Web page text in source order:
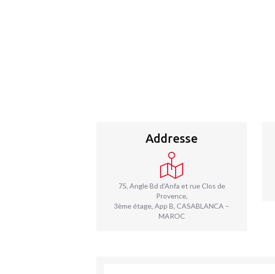
Addresse
75, Angle Bd d'Anfa et rue Clos de
Provence,
3ème étage, App B, CASABLANCA –
MAROC